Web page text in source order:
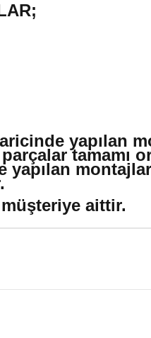
yapılan
tamamı
aittir.